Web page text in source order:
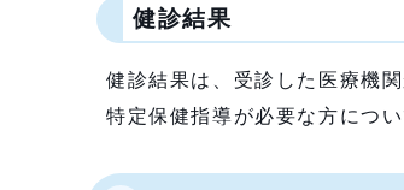
健診結果
健診結果は、受診した医療機
特定保健指導が必要な方につ